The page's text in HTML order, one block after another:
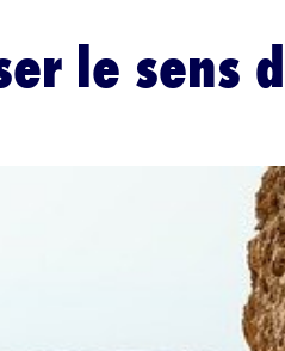
le sens